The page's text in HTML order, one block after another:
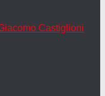
Castiglioni